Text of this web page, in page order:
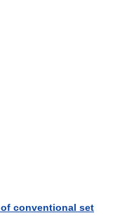
of conventional set